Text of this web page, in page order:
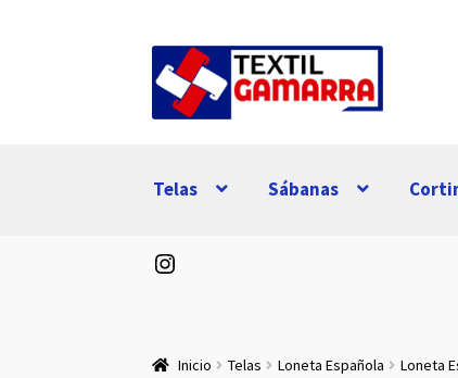
a
al
contenido
Telas Sábanas
Instagram
Inicio Telas Loneta Española Loneta